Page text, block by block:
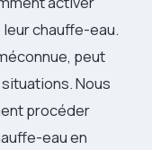
chauffe-eau.
peut
Nous
procéder
eau en